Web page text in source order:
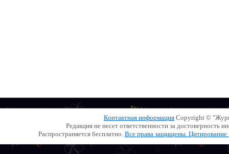
Контактная информация Copyright ©
Редакция не несет ответственности за
Распространяется бесплатно. Все права защищены. Цитирование